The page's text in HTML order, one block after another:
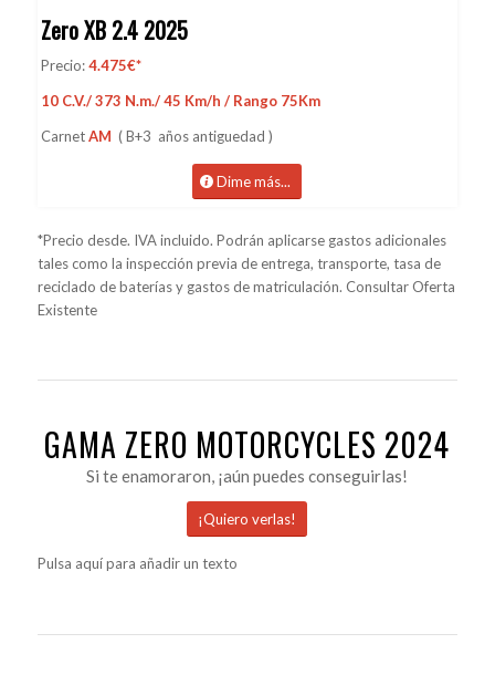
Zero XB 2.4 2025
Precio:4.475€*
10 C.V./ 373 N.m./ 45 Km/h / Rango 75Km
CarnetAM ( B+3 años antiguedad )
Dime más...
*Precio desde. IVA incluido. Podrán aplicarse gastos adicionales
tales como la inspección previa de entrega, transporte, tasa de
reciclado de baterías y gastos de matriculación. Consultar Oferta
Existente
GAMA ZERO MOTORCYCLES 2024
Si te enamoraron, ¡aún puedes conseguirlas!
¡Quiero verlas!
Pulsa aquí para añadir un texto